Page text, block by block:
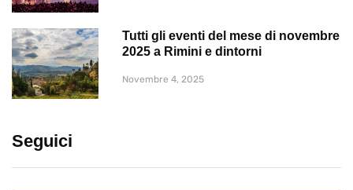
Tutti gli eventi del mese di novembre
2025 a Rimini e dintorni
Novembre 4, 2025
Seguici